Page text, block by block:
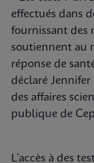
effectués dans
fournissant des
soutiennent au
réponse de
déclaré
des affaires
publique de
L’accès à des